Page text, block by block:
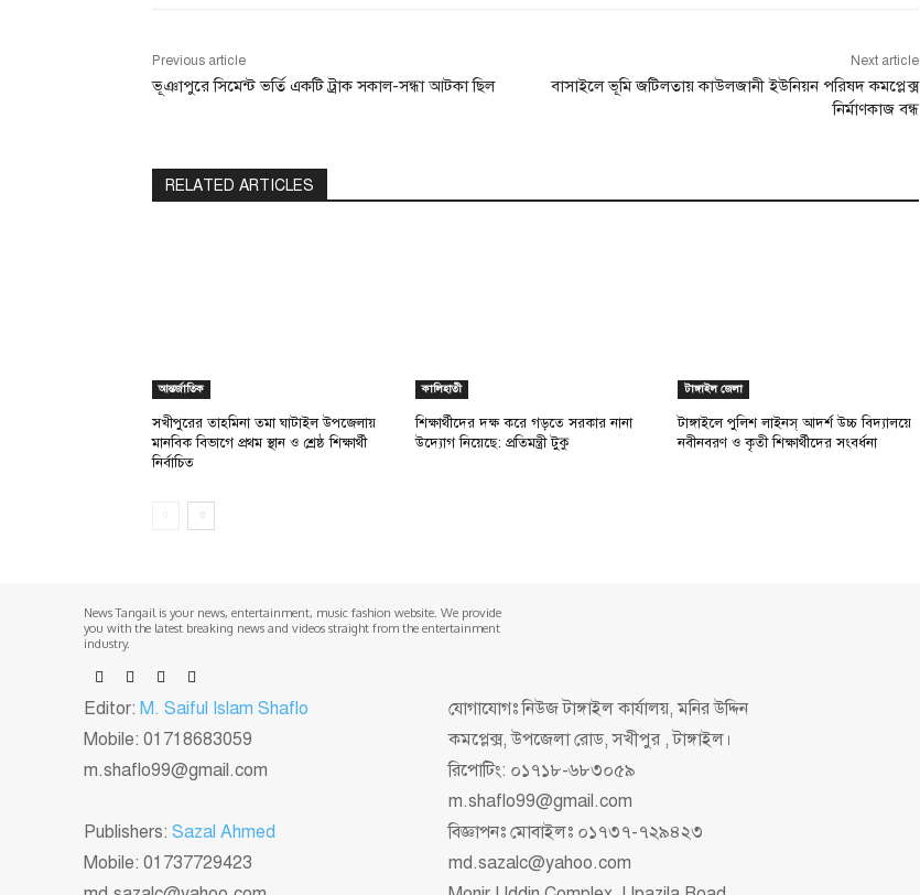
Previous article
ভূঞাপুরে সিমেন্ট ভর্তি একটি ট্রাক সকাল-সন্ধা আটকা ছিল
Next article
বাসাইলে ভূমি জটিলতায় কাউলজানী ইউনিয়ন পরিষদ কমপ্লেক্স
নির্মাণকাজ বন্ধ
RELATED ARTICLES
আন্তর্জাতিক
সখীপুরের তাহমিনা তমা ঘাটাইল উপজেলায়
মানবিক বিভাগে প্রথম স্থান ও শ্রেষ্ঠ শিক্ষার্থী
নির্বাচিত
কালিহাতী
শিক্ষার্থীদের দক্ষ করে গড়তে সরকার নানা
উদ্যোগ নিয়েছে: প্রতিমন্ত্রী টুকু
টাঙ্গাইল জেলা
টাঙ্গাইলে পুলিশ লাইনস্ আদর্শ উচ্চ বিদ্যালয়ে
নবীনবরণ ও কৃতী শিক্ষার্থীদের সংবর্ধনা
News Tangail is your news, entertainment, music fashion website. We provide
you with the latest breaking news and videos straight from the entertainment
industry.
Editor: M. Saiful Islam Shaflo
Mobile: 01718683059
m.shaflo99@gmail.com
Publishers: Sazal Ahmed
Mobile: 01737729423
যোগাযোগঃ নিউজ টাঙ্গাইল কার্যালয়, মনির উদ্দিন
কমপ্লেক্স, উপজেলা রোড, সখীপুর , টাঙ্গাইল।
রিপোটিং: ০১৭১৮-৬৮৩০৫৯
m.shaflo99@gmail.com
বিজ্ঞাপনঃ মোবাইলঃ ০১৭৩৭-৭২৯৪২৩
md.sazalc@yahoo.com